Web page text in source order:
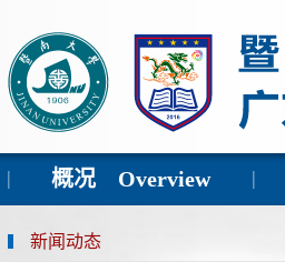
概况 Overview
新闻动态